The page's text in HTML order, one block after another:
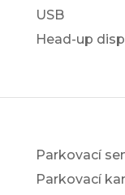
USB
Head-up
Parkovací
Parkovací